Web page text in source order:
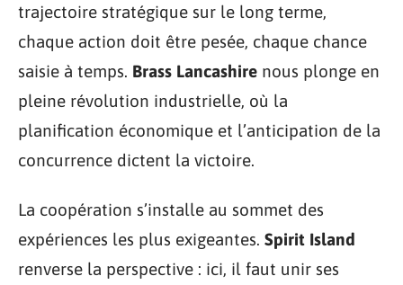
trajectoire stratégique sur le long terme,
chaque action doit être pesée, chaque chance
saisie à temps. Brass Lancashire nous plonge en
pleine révolution industrielle, où la
planification économique et l’anticipation de la
concurrence dictent la victoire.
La coopération s’installe au sommet des
expériences les plus exigeantes. Spirit Island
renverse la perspective : ici, il faut unir ses